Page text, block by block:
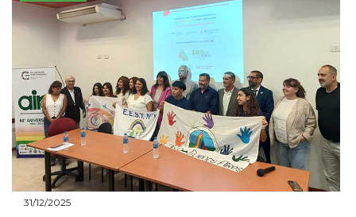
31/12/2025